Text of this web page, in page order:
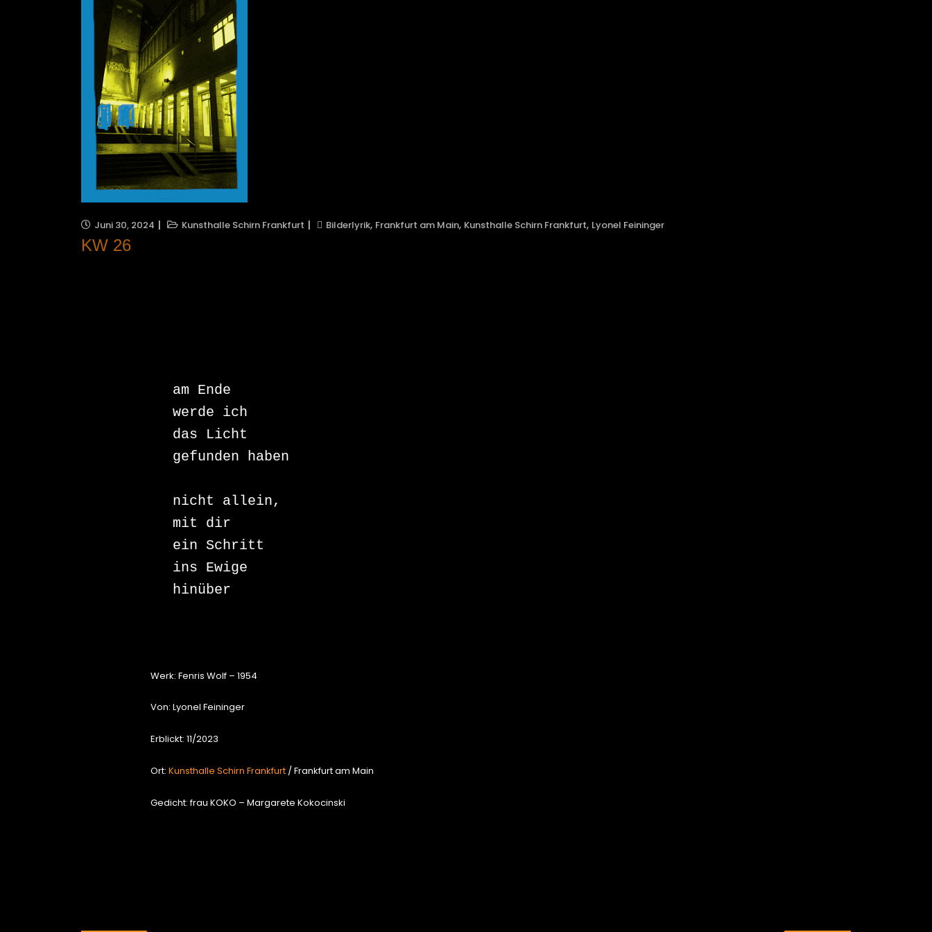
Juni 30, 2024 Kunsthalle Schirn Frankfurt Bilderlyrik, Frankfurt am Main, Kunsthalle Schirn Frankfurt, Lyonel Feininger
KW 26
am Ende
werde ich
das Licht
gefunden haben
nicht allein,
mit dir
ein Schritt
ins Ewige
hinüber
Werk: Fenris Wolf – 1954
Von: Lyonel Feininger
Erblickt: 11/2023
Ort: Kunsthalle Schirn Frankfurt / Frankfurt am Main
Gedicht: frau KOKO – Margarete Kokocinski